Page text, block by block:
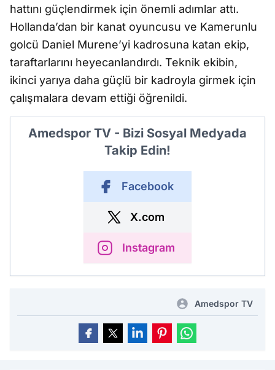
hattını güçlendirmek için önemli adımlar attı.
Hollanda’dan bir kanat oyuncusu ve Kamerunlu
golcü Daniel Murene’yi kadrosuna katan ekip,
taraftarlarını heyecanlandırdı. Teknik ekibin,
ikinci yarıya daha güçlü bir kadroyla girmek için
çalışmalara devam ettiği öğrenildi.
Amedspor TV - Bizi Sosyal Medyada
Takip Edin!
Facebook
X.com
Instagram
Amedspor TV